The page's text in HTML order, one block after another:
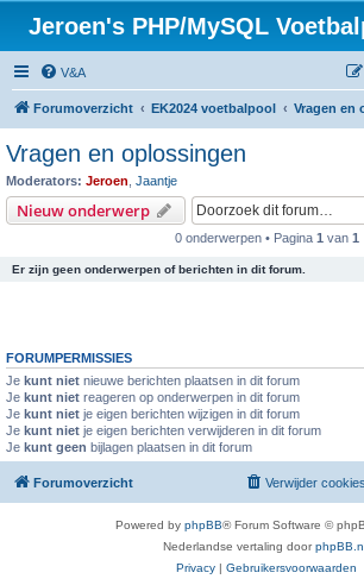
Jeroen's PHP/MySQL
V&A
Forumoverzicht EK2024 voetbalpool Vragen en
Vragen en oplossingen
Moderators: Jeroen Jaantje
Nieuw onderwerp
0 onderwerpen • Pagina 1 van 1
Er zijn geen onderwerpen of berichten in dit forum.
FORUMPERMISSIES
Je kunt niet nieuwe berichten plaatsen in dit forum
Je kunt niet reageren op onderwerpen in dit forum
Je kunt niet je eigen berichten wijzigen in dit forum
Je kunt niet je eigen berichten verwijderen in dit forum
Je kunt geen bijlagen plaatsen in dit forum
Forumoverzicht Verwijder cookies
Powered by phpBB® Forum Software ©
Nederlandse vertaling door
Privacy | Gebruikersvoorwaarden